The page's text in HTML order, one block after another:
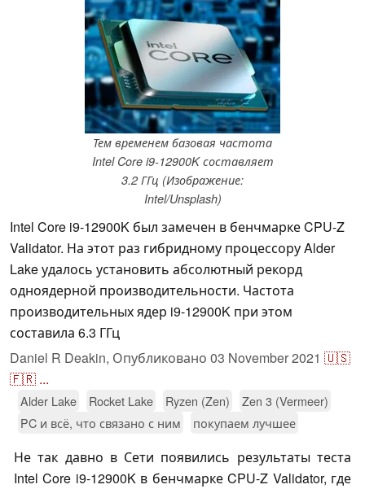
Тем временем базовая частота
Intel Core i9-12900K составляет
3.2 ГГц (Изображение:
Intel/Unsplash)
Intel Core i9-12900K был замечен в бенчмарке CPU-Z
Validator. На этот раз гибридному процессору Alder
Lake удалось установить абсолютный рекорд
одноядерной производительности. Частота
производительных ядер i9-12900K при этом
составила 6.3 ГГц
Daniel R Deakin, Опубликовано 03 November 2021 🇺🇸
🇫🇷 ...
Alder Lake Rocket Lake Ryzen (Zen)
Zen 3 (Vermeer)
PC и всё, что связано с ним
покупаем лучшее
Не так давно в Сети появились результаты теста
Intel Core i9-12900K в бенчмарке CPU-Z Validator, где